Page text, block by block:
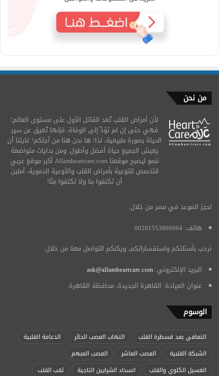
من نحن
لأن أمراض القلب تُعد القاتل الأول على مستوى العالم؛
فهي حتى إن لم تؤدِّ إلى الوفاة، فإنها تُعيق عن سير
الحياة بصورة طبيعية، لذا؛ ها نحن هنا من أجلكم! غايتنا أن
يعيش الجميع حياة أفضل وأطول. ومن بدايات متواضعة
ننمو ليصبح موقعنا Allamheartcare.com أكبر موقع عربي
مُتخصص للتوعية بأمراض القلب والأوعية الدموية، آملين
أن تكتفوا بنا ولا تكتفوا مِنّا!
لحجز الموعد في مصر من خلال:
هاتف: 00201553866664
نرحب بأسئلتكم واستفساراتكم، ويكنكم التواصل معنا من خلال:
البريد الإلكتروني: ask@allamheartcare.com
عنوان العيادة: القاهرة الجديدة، محافظة القاهرة.
الوسوم
التعافي بعد قسطرة القلب التهاب العصب الحائر
الدعامة القلبية
الشبكة القلبية
العصب العاشر
العصب المبهم
الغسيل الكلوي والقلب
انسداد الشرايين التاجية
ثقب القلب